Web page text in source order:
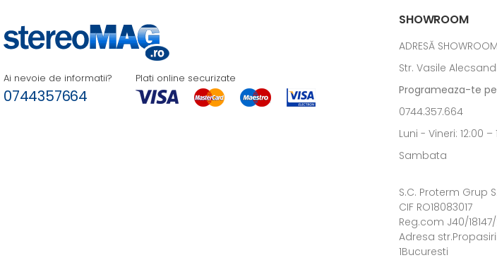
Ai nevoie de informatii?
0744357664
Plati online securizate
SHOWROOM
ADRESĂ SHOWROOM
Str. Vasile
Programeaza-te
0744.357.664
Luni - Vineri: 12:00 –
Sambata
S.C. Proterm Grup
CIF RO18083017
Reg.com J40/
Adresa
1Bucuresti